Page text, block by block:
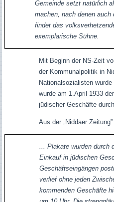
Gemeinde setzt natürlich
machen, nach denen
findet das
exemplarische Sühne.
Mit Beginn der NS-Zeit
der Kommunalpolitik in
Nationalsozialisten
wurde am 1.April 1933
jüdischer Geschäfte
Aus der „Niddaer
... Plakate wurden
Einkauf in jüdischen
Geschäftseingängen
verlief ohne jeden
kommenden Geschäfte